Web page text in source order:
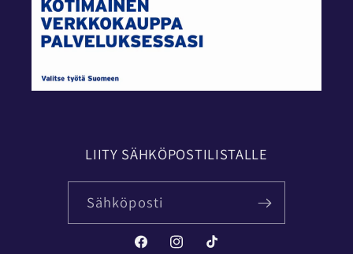
LIITY SÄHKÖPOSTILISTALLE
Sähköposti